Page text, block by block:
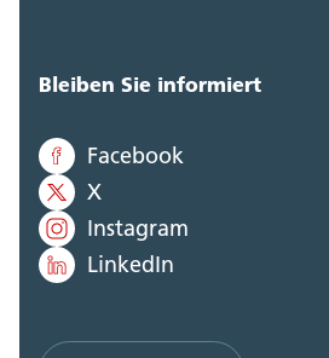
Bleiben Sie informiert
Facebook
X
Instagram
LinkedIn